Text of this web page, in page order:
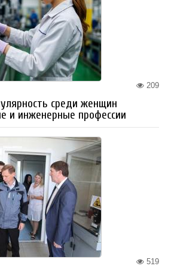
209
среди женщин
и инженерные профессии
519